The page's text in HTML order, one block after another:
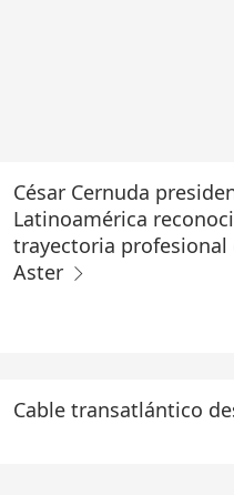
César Cernuda
Latinoamérica
trayectoria profesional
Aster
Cable transatlántico